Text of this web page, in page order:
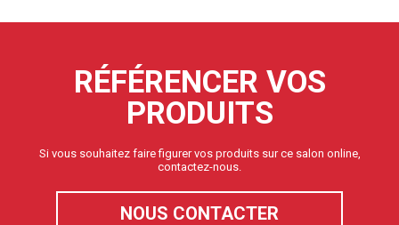
RÉFÉRENCER VOS
PRODUITS
Si vous souhaitez faire figurer vos produits sur ce salon online,
contactez-nous.
NOUS CONTACTER